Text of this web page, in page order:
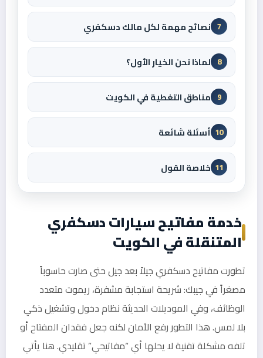
7 نصائح مهمة لكل مالك دسكفري
8 لماذا نحن الخيار الأول؟
9 مناطق التغطية في الكويت
10 أسئلة شائعة
11 خلاصة القول
خدمة مفاتيح سيارات دسكفري
المتنقلة في الكويت
تطورت مفاتيح دسكفري جيلاً بعد جيل حتى صارت حاسوباً
مصغراً في جيبك: شريحة استجابة مشفرة، ريموت متعدد
الوظائف، وفي الموديلات الحديثة نظام دخول وتشغيل ذكي
بلا لمس. هذا التطور رفع الأمان لكنه جعل فقدان المفتاح أو
تلفه مشكلة تقنية لا يحلها أي “مفاتيحي” تقليدي. هنا يأتي